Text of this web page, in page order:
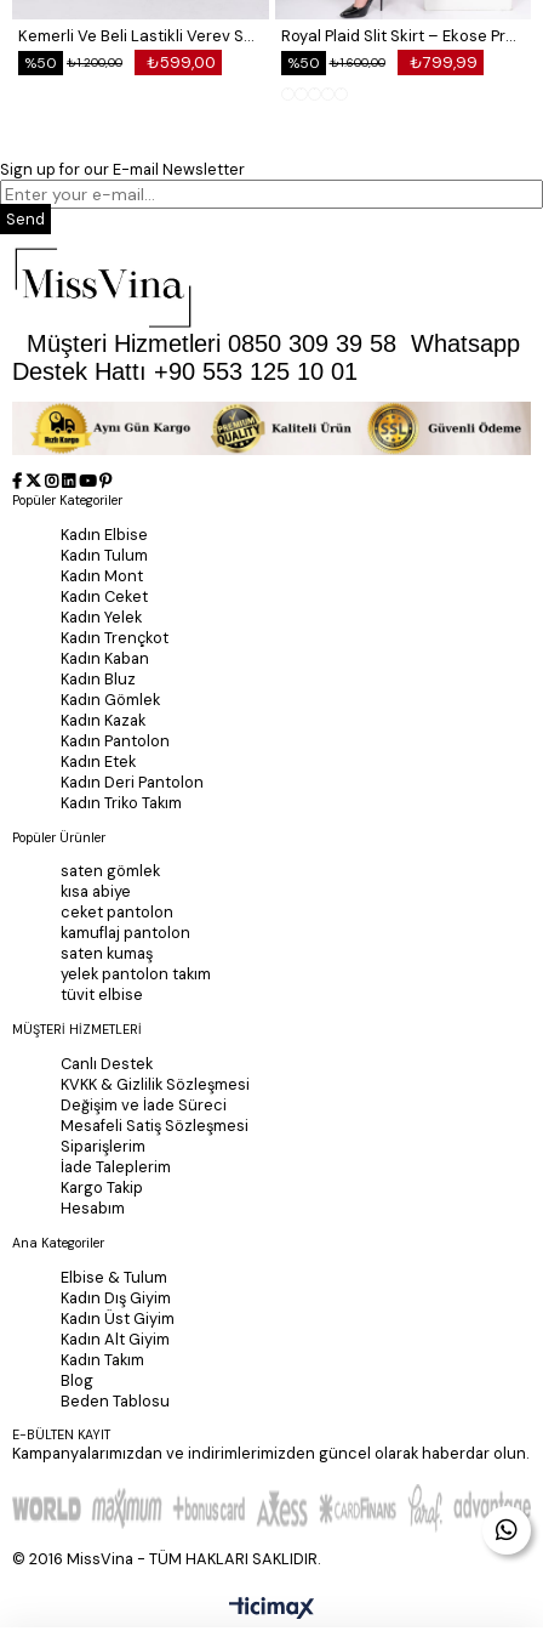
Kemerli Ve Beli Lastikli Verev Saten Etek 6791
₺599,00
₺1.200,00
%50
Royal Plaid Slit Skirt – Ekose Premium Long Skirt 6831
₺799,99
₺1.600,00
%50
Sign up for our E-mail Newsletter
Send
Müşteri Hizmetleri 0850 309 39 58 Whatsapp
Destek Hattı +90 553 125 10 01
Popüler Kategoriler
Kadın Elbise
Kadın Tulum
Kadın Mont
Kadın Ceket
Kadın Yelek
Kadın Trençkot
Kadın Kaban
Kadın Bluz
Kadın Gömlek
Kadın Kazak
Kadın Pantolon
Kadın Etek
Kadın Deri Pantolon
Kadın Triko Takım
Popüler Ürünler
saten gömlek
kısa abiye
ceket pantolon
kamuflaj pantolon
saten kumaş
yelek pantolon takım
tüvit elbise
MÜŞTERİ HİZMETLERİ
Canlı Destek
KVKK & Gizlilik Sözleşmesi
Değişim ve İade Süreci
Mesafeli Satiş Sözleşmesi
Siparişlerim
İade Taleplerim
Kargo Takip
Hesabım
Ana Kategoriler
Elbise & Tulum
Kadın Dış Giyim
Kadın Üst Giyim
Kadın Alt Giyim
Kadın Takım
Blog
Beden Tablosu
E-BÜLTEN KAYIT
Kampanyalarımızdan ve indirimlerimizden güncel olarak haberdar olun.
© 2016 MissVina - TÜM HAKLARI SAKLIDIR.